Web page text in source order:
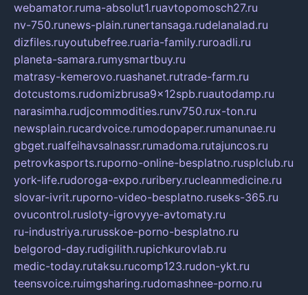
webamator.ruma-absolut1.ruavtopomosch27.ru
nv-750.runews-plain.runertansaga.rudelanalad.ru
dizfiles.ruyoutubefree.ruaria-family.ruroadli.ru
planeta-samara.rumysmartbuy.ru
matrasy-kemerovo.ruashanet.rutrade-farm.ru
dotcustoms.rudomizbrusa9x12spb.ruautodamp.ru
narasimha.rudjcommodities.runv750.rux-ton.ru
newsplain.rucardvoice.rumodopaper.rumanunae.ru
gbget.rualfeihavsalnassr.rumadoma.rutajuncos.ru
petrovkasports.ruporno-online-besplatno.rusplclub.ru
york-life.rudoroga-expo.ruribery.rucleanmedicine.ru
slovar-ivrit.ruporno-video-besplatno.ruseks-365.ru
ovucontrol.rusloty-igrovyye-avtomaty.ru
ru-industriya.rurusskoe-porno-besplatno.ru
belgorod-day.rudigilith.rupichkurovlab.ru
medic-today.rutaksu.rucomp123.rudon-ykt.ru
teensvoice.ruimgsharing.rudomashnee-porno.ru